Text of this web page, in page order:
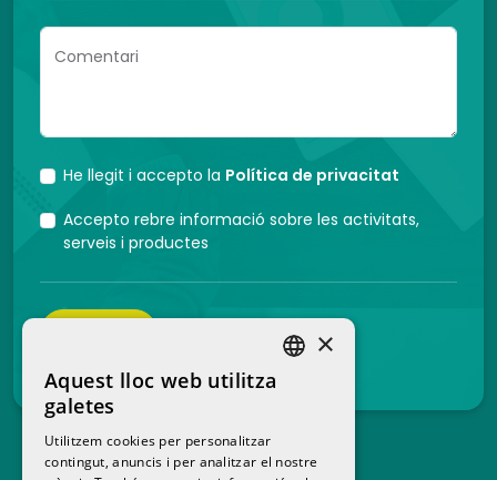
Comentari
He llegit i accepto la Política de privacitat
Accepto rebre informació sobre les activitats,
serveis i productes
×
Aquest lloc web utilitza
galetes
Utilitzem cookies per personalitzar
contingut, anuncis i per analitzar el nostre